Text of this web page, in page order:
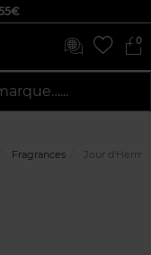
0
Fragrances Jour